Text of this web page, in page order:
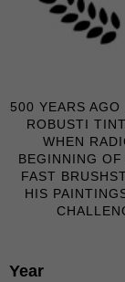
500 YEARS
ROBUSTI
WHEN
BEGINNING
FAST
HIS
Year
Wir verwenden
Website. Einige
Anzeigen- und
Verwendung Ihrer
Hier finden Sie
können Ihre
weitere
Cookies